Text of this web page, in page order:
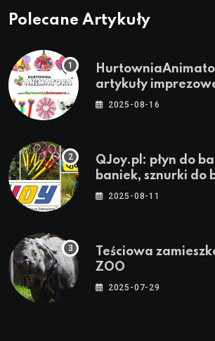
Polecane Artykuły
artykuły
stroje i akcesoria
2025-08-16
QJoy.pl: płyn do
baniek, sznurki do
zestawy do baniek
2025-08-11
Teściowa
ZOO
2025-07-29